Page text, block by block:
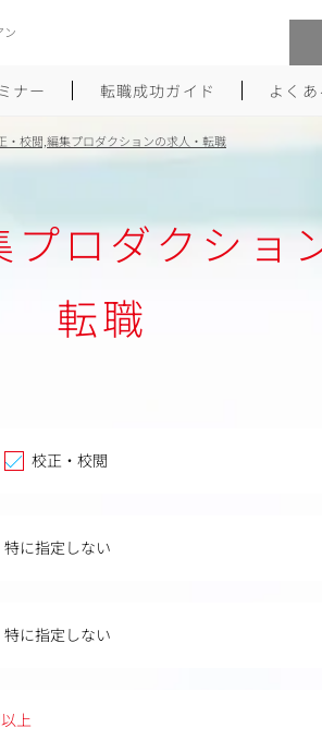
ン
ナー 転職成功ガイド
つくり方
大手広告会社への転職
しゅふクリ･ママクリ転職
よく
・校閲,編集プロダクションの求人・転職
ロダクショ
転職
校正・校閲
特に指定しない
特に指定しない
上